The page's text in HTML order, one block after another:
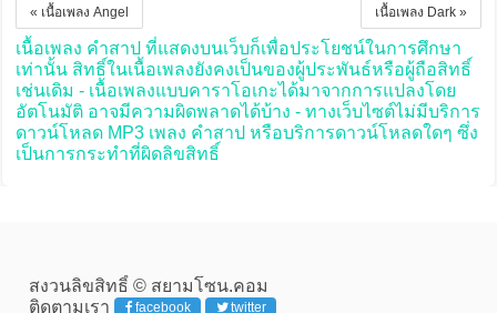
เนื้อเพลง Dark »
« เนื้อเพลง Angel
เนื้อเพลง คำสาป ที่แสดงบนเว็บก็เพื่อประโยชน์ในการศึกษา
เท่านั้น สิทธิ์ในเนื้อเพลงยังคงเป็นของผู้ประพันธ์หรือผู้ถือสิทธิ์
เช่นเดิม - เนื้อเพลงแบบคาราโอเกะได้มาจากการแปลงโดย
อัตโนมัติ อาจมีความผิดพลาดได้บ้าง - ทางเว็บไซต์ไม่มีบริการ
ดาวน์โหลด MP3 เพลง คำสาป หรือบริการดาวน์โหลดใดๆ ซึ่ง
เป็นการกระทำที่ผิดลิขสิทธิ์
สงวนลิขสิทธิ์ © สยามโซน.คอม
ติดตามเรา
facebook twitter